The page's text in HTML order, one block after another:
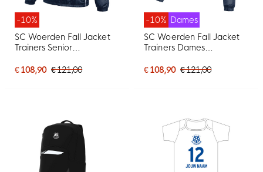
-10%
SC Woerden Fall Jacket
Trainers Senior
€ 108,90 € 121,00
-10% Dames
SC Woerden Fall Jacket
Trainers Dames
€ 108,90 € 121,00